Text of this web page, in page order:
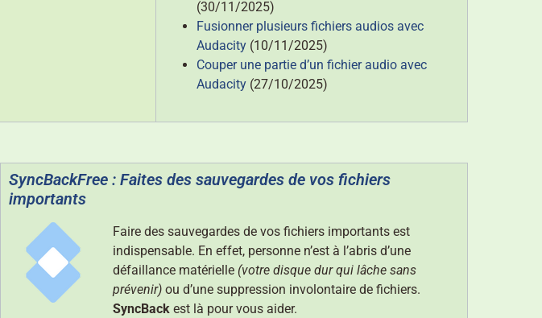
(30/11/2025)
Fusionner plusieurs fichiers audios avec
Audacity(10/11/2025)
Couper une partie d’un fichier audio avec
Audacity(27/10/2025)
SyncBackFree : Faites des sauvegardes de vos fichiers
importants
Faire des sauvegardes de vos fichiers importants est
indispensable. En effet, personne n’est à l’abris d’une
défaillance matérielle (votre disque dur qui lâche sans
prévenir) ou d’une suppression involontaire de fichiers.
SyncBack est là pour vous aider.